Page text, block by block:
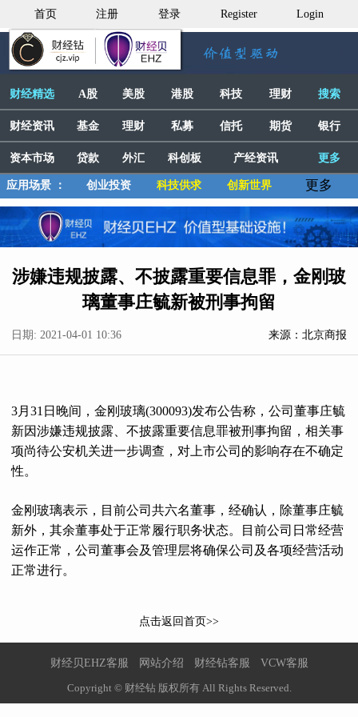
首页 注册 登录 Register Login
财经精选 A股 美股 港股 科技 理财 搜索
财经资讯 基金 理财 私募 信托 期货 银行
资本市场 贷款 外汇 科创板 产经资讯 更多
应用场景 ： 创业投资 科技供求 创新世界 更多
涉嫌违规披露、不披露重要信息罪，金刚玻
璃董事庄毓新被刑事拘留
日期: 2021-04-01 10:36 来源：北京商报
3月31日晚间，金刚玻璃(300093)发布公告称，公司董事庄毓
新因涉嫌违规披露、不披露重要信息罪被刑事拘留，相关事
项尚待公安机关进一步调查，对上市公司的影响存在不确定
性。
金刚玻璃表示，目前公司共六名董事，经确认，除董事庄毓
新外，其余董事处于正常履行职务状态。目前公司日常经营
运作正常，公司董事会及管理层将确保公司及各项经营活动
正常进行。
点击返回首页>>
财经贝EHZ客服 网站介绍 财经钻客服 VCW客服
Copyright © 财经钻 版权所有 All Rights Reserved.